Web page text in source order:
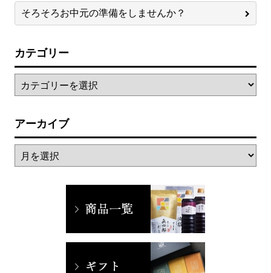
そろそろお中元の準備をしませんか？
カテゴリー
アーカイブ